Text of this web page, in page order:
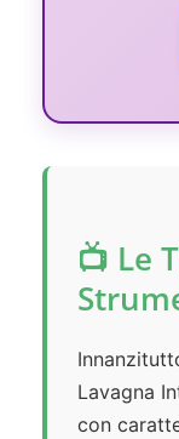
📺 Le
Lavagna
con